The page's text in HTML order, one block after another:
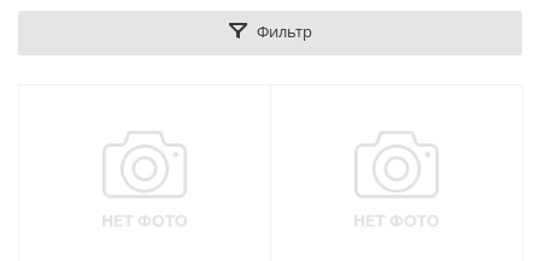
Фильтр